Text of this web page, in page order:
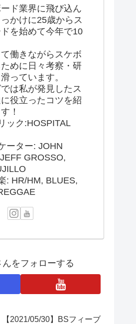
ド業界に飛び込ん
かけに25歳からス
を始めて今年で10
働きながらスケボ
めに日々考察・研
っています。
は私が発見したス
役立ったコツを紹
！
ック:HOSPITAL
ーター: JOHN
GROSSO,
: HR/HM, BLUES,
んをフォローする
【2021/05/30】BSフィーブ